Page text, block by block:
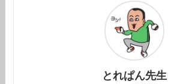
とれぱん先生